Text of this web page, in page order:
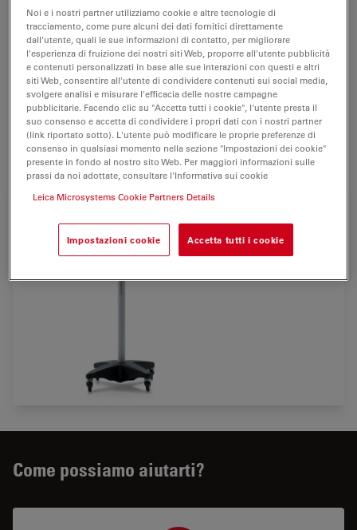
con l'illuminazione LED all'avanguardia e la tecnologia
imaging ad alta definizione. Facilità d'uso e
manovrabilità flessibile e agevole sono le
caratteristiche addizionali di questo microscopio.
Con Leica M320 F12, Leica Microsystems ha creato un
nuovo standard dell'industria con una varietà di
benefici esclusivi per i chirurghi ORL.
Come possiamo aiutarti?
Noi e i nostri partner utilizziamo cookie e altre tecnologie di
tracciamento, come pure alcuni dei dati fornitici direttamente
dall'utente, quali le sue informazioni di contatto, per migliorare
l'esperienza di fruizione dei nostri siti Web, proporre all'utente pubblicità
e contenuti personalizzati in base alle sue interazioni con questi e altri
siti Web, consentire all'utente di condividere contenuti sui social media,
svolgere analisi e misurare l'efficacia delle nostre campagne
pubblicitarie. Facendo clic su "Accetta tutti i cookie", l'utente presta il
suo consenso e accetta di condividere i propri dati con i nostri partner
(link riportato sotto). L'utente può modificare le proprie preferenze di
consenso in qualsiasi momento nella sezione "Impostazioni dei cookie"
presente in fondo al nostro sito Web. Per maggiori informazioni sulle
prassi da noi adottate, consultare l'Informativa sui cookie
Leica Microsystems Cookie Partners Details
Impostazioni cookie Accetta tutti i cookie